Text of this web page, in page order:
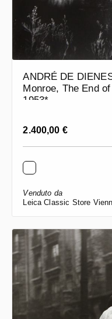
ANDRÉ DE
Monroe, The End
1953*
Prezzo normale:
2.400,00 €
Venduto da
Leica Classic Store